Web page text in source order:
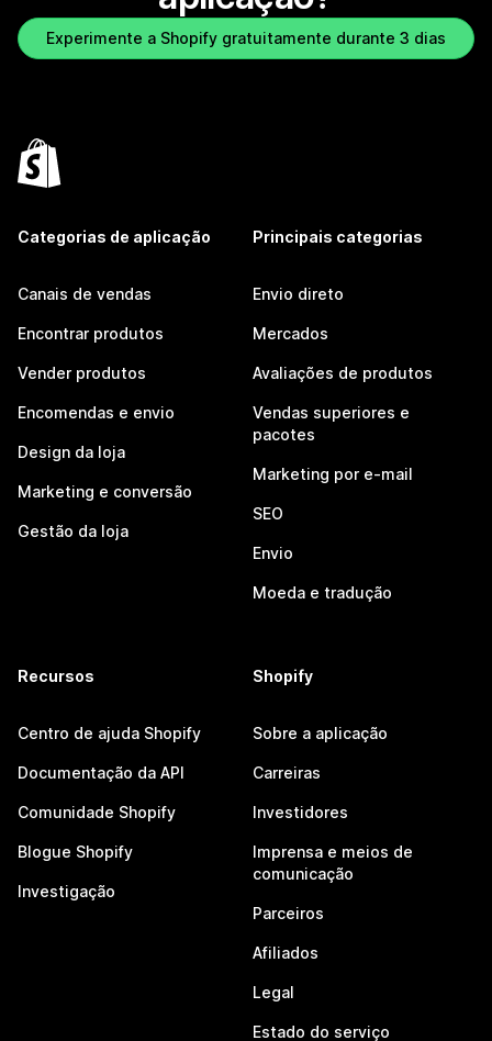
Experimente a Shopify gratuitamente durante 3 dias
Categorias de aplicação
Canais de vendas
Encontrar produtos
Vender produtos
Encomendas e envio
Design da loja
Marketing e conversão
Gestão da loja
Principais categorias
Envio direto
Mercados
Avaliações de produtos
Vendas superiores e
pacotes
Marketing por e-mail
SEO
Envio
Moeda e tradução
Recursos
Centro de ajuda Shopify
Documentação da API
Comunidade Shopify
Blogue Shopify
Investigação
Shopify
Sobre a aplicação
Carreiras
Investidores
Imprensa e meios de
comunicação
Parceiros
Afiliados
Legal
Estado do serviço